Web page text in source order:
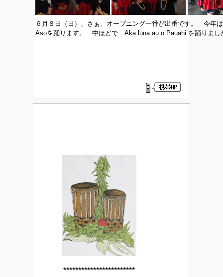
６月８日（日）、さぁ、オープニング一番が出番です。 今年
Asoを踊ります。 中ほどで Aka luna au o Pauahi を踊りまし
************************